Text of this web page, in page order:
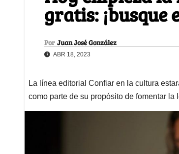
gratis: ¡busque
Por Juan José González
ABR 18, 2023
La línea editorial Confiar en la cultura
como parte de su propósito de fomentar la